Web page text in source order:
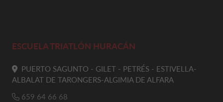
ESCUELA TRIATLÓN HURACÁN
PUERTO SAGUNTO - GILET - PETRÉS - ESTIVELLA-
ALBALAT DE TARONGERS-ALGIMIA DE ALFARA
659 64 66 68